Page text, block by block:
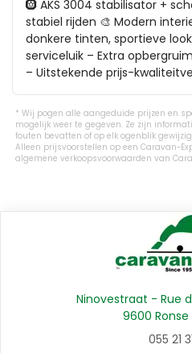
🛞 AKS 3004 stabilisator +
stabiel rijden 🎨 Modern
donkere tinten, sportieve
serviceluik – Extra
– Uitstekende prijs-
Wij pogen alle aangeduide prijzen en
mogelijk weer te gegeven. Ze zijn
fouten bevatten of op elk ogenblik
Alleen prijsvoorstellen op een Caravan-
algemene verkoopsvoorwaarden van
Ninovestraat - Rue
9600
055 21